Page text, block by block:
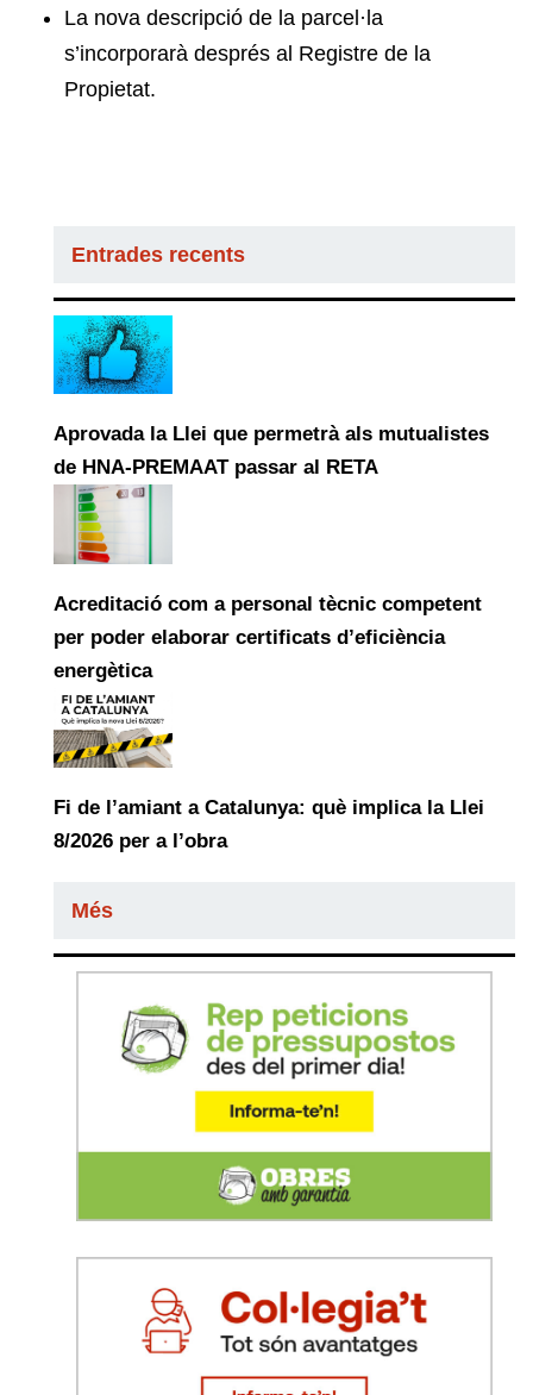
La nova descripció de la parcel·la
s’incorporarà després al Registre de la
Propietat.
Entrades recents
Aprovada la Llei que permetrà als mutualistes
de HNA-PREMAAT passar al RETA
Acreditació com a personal tècnic competent
per poder elaborar certificats d’eficiència
energètica
Fi de l’amiant a Catalunya: què implica la Llei
8/2026 per a l’obra
Més